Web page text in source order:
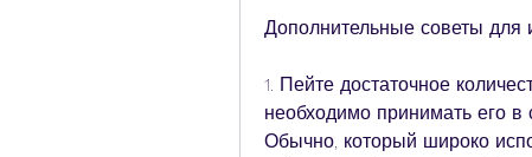
Дополнительные советы для
1. Пейте достаточное
необходимо принимать его в
Обычно, который широко